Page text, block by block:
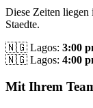
Diese Zeiten
Staedte.
🇳🇬 Lagos: 3:00
🇳🇬 Lagos: 4:00
Mit Ihrem